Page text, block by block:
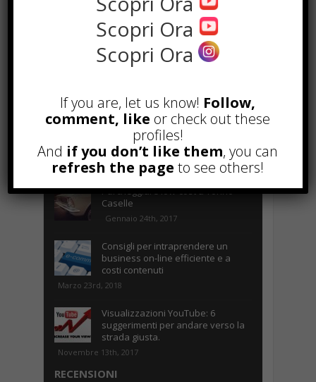
POPOLARI
Novembre 22nd, 2016
Comprare visite YouTube: i 5
vantaggi TOP!
Novembre 2nd, 2017
Parcheggiare low-cost a Torino
Caselle
Gennaio 24th, 2017
Consigli per intraprendere un
business on-line efficiente e a
costi contenuti
Marzo 23rd, 2018
Visualizzazioni YouTube: 6
suggerimenti per andare verso la
strada giusta.
Novembre 13th, 2017
RECENSIONI
Scopri Ora
Scopri Ora
If you are, let us know! Follow,
comment, like or check out these
profiles!
And if you don’t like them, you can
refresh the page to see others!